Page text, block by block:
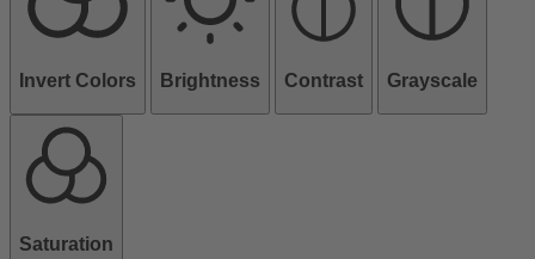
Invert Colors Brightness Contrast Grayscale
Saturation